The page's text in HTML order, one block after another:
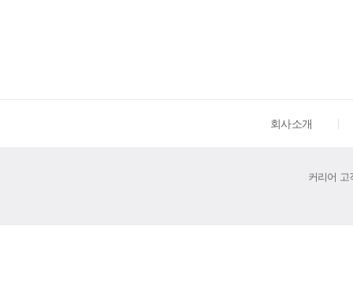
회사소개
커리어 고